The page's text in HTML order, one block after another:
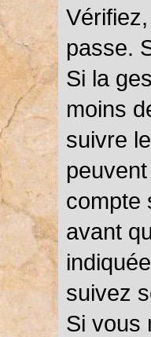
passe.
Si la
moins
suivre
compte
avant
suivez
Si vous